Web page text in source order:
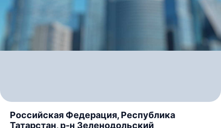
Российская Федерация, Республика
Татарстан, р-н Зеленодольский